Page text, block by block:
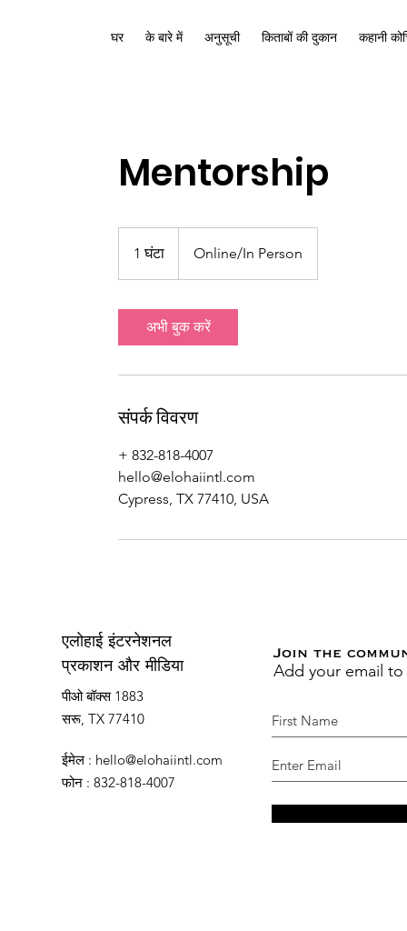
घर के बारे में अनुसूची किताबों की दुकान कहानी
Mentorship
1 घंटा
घं
Online/In Person
अभी बुक करें
संपर्क विवरण
+ 832-818-4007
hello@elohaiintl.com
Cypress, TX 77410, USA
एलोहाई इंटरनेशनल
प्रकाशन और मीडिया
पीओ बॉक्स 1883
सरू, TX 77410
ईमेल : hello@elohaiintl.com
फोन : 832-818-4007
Join the
Add your email